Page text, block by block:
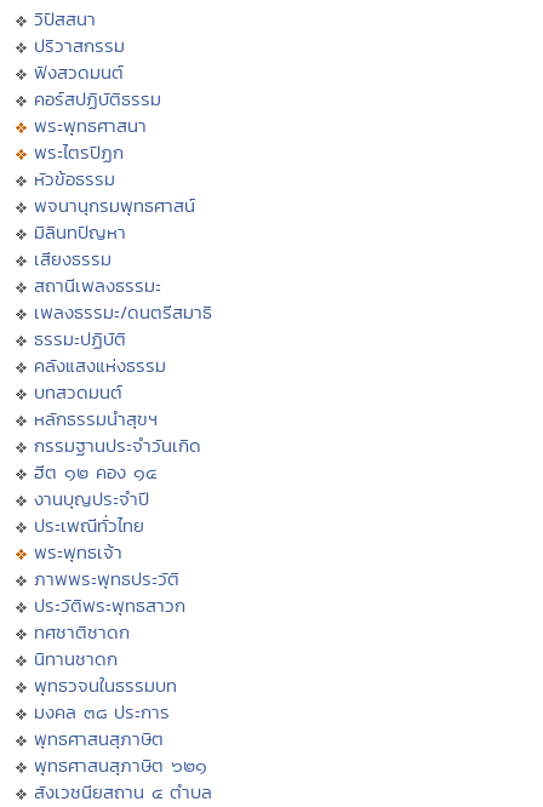
วิปัสสนา
ปริวาสกรรม
ฟังสวดมนต์
คอร์สปฏิบัติธรรม
พระพุทธศาสนา
พระไตรปิฏก
หัวข้อธรรม
พจนานุกรมพุทธศาสน์
มิลินทปัญหา
เสียงธรรม
สถานีเพลงธรรมะ
เพลงธรรมะ/ดนตรีสมาธิ
ธรรมะปฏิบัติ
คลังแสงแห่งธรรม
บทสวดมนต์
หลักธรรมนำสุขฯ
กรรมฐานประจำวันเกิด
ฮีต ๑๒ คอง ๑๔
งานบุญประจำปี
ประเพณีทั่วไทย
พระพุทธเจ้า
ภาพพระพุทธประวัติ
ประวัติพระพุทธสาวก
ทศชาติชาดก
นิทานชาดก
พุทธวจนในธรรมบท
มงคล ๓๘ ประการ
พุทธศาสนสุภาษิต
พุทธศาสนสุภาษิต ๖๒๑
สังเวชนียสถาน ๔ ตำบล